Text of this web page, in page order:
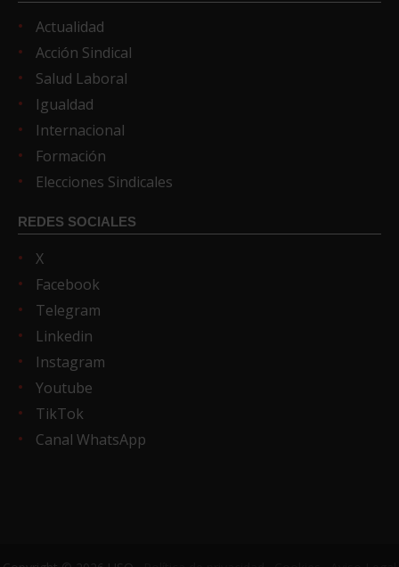
Actualidad
Acción Sindical
Salud Laboral
Igualdad
Internacional
Formación
Elecciones Sindicales
REDES SOCIALES
X
Facebook
Telegram
Linkedin
Instagram
Youtube
TikTok
Canal WhatsApp